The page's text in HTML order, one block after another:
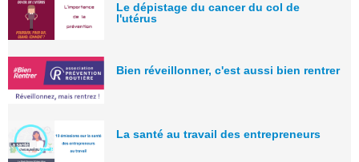
Le dépistage du cancer du col de
l'utérus
Bien réveillonner, c'est aussi bien rentrer
La santé au travail des entrepreneurs